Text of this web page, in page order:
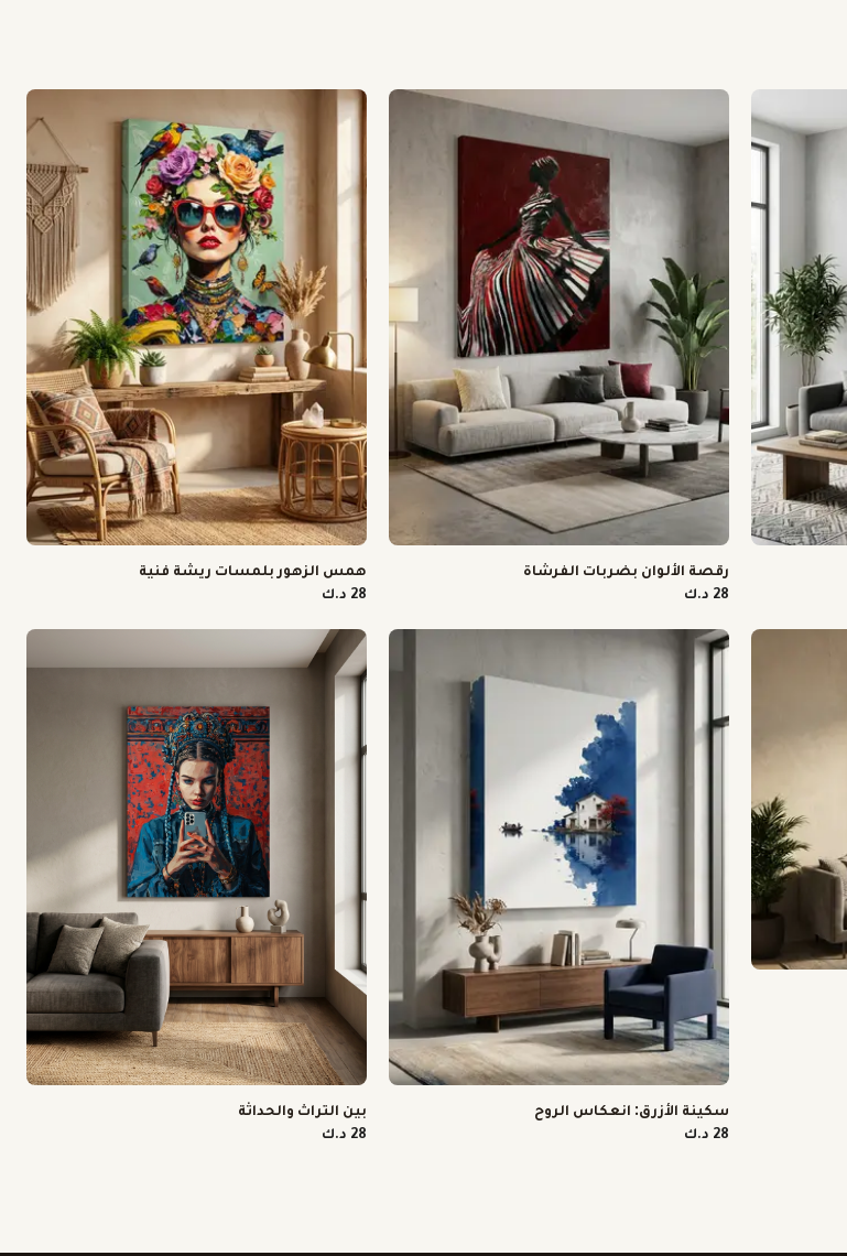
رقصة الألوان بضربات الفرشاة
28 د.ك
همس الزهور بلمسات ريشة فنية
28 د.ك
سكينة الأزرق: انعكاس الروح
28 د.ك
بين التراث والحداثة
28 د.ك